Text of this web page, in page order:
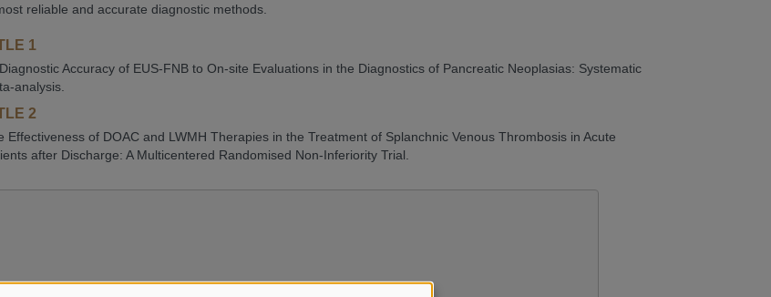
reliable and accurate diagnostic methods.
1
Accuracy of EUS-FNB to On-site Evaluations in the Diagnostics of Pancreatic Neoplasias: Systematic
analysis.
2
Effectiveness of DOAC and LWMH Therapies in the Treatment of Splanchnic Venous Thrombosis in Acute
after Discharge: A Multicentered Randomised Non-Inferiority Trial.